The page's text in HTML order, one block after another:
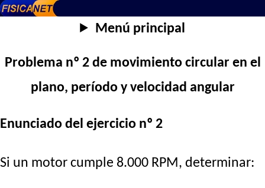
Menú principal
Problema nº 2 de movimiento circular en el
plano, período y velocidad angular
Enunciado del ejercicio nº 2
Si un motor cumple 8.000 RPM, determinar: